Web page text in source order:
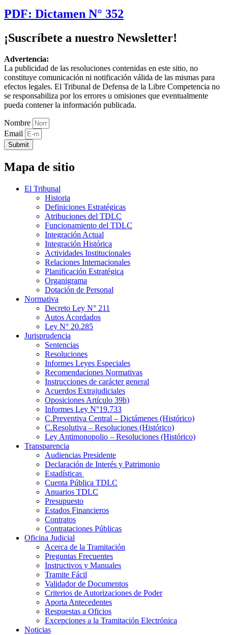
PDF: Dictamen N° 352
¡Suscríbete a nuestro Newsletter!
Advertencia:
La publicidad de las resoluciones contenidas en este sitio, no
constituye comunicación ni notificación válida de las mismas para
efectos legales. El Tribunal de Defensa de la Libre Competencia no
se responsabiliza por los errores u omisiones que eventualmente
pueda contener la información publicada.
Nombre
Email
Submit
Mapa de sitio
El Tribunal
Historia
Definiciones Estratégicas
Atribuciones del TDLC
Funcionamiento del TDLC
Integración Actual
Integración Histórica
Actividades Institucionales
Relaciones Internacionales
Planificación Estratégica
Organigrama
Dotación de Personal
Normativa
Decreto Ley N° 211
Autos Acordados
Ley N° 20.285
Jurisprudencia
Sentencias
Resoluciones
Informes Leyes Especiales
Recomendaciones Normativas
Instrucciones de carácter general
Acuerdos Extrajudiciales
Oposiciones Artículo 39h)
Informes Ley N°19.733
C.Preventiva Central – Dictámenes (Histórico)
C.Resolutiva – Resoluciones (Histórico)
Ley Antimonopolio – Resoluciones (Histórico)
Transparencia
Audiencias Presidente
Declaración de Interés y Patrimonio
Estadísticas
Cuenta Pública TDLC
Anuarios TDLC
Presupuesto
Estados Financieros
Contratos
Contrataciones Públicas
Oficina Judicial
Acerca de la Tramitación
Preguntas Frecuentes
Instructivos y Manuales
Tramite Fácil
Validador de Documentos
Criterios de Autorizaciones de Poder
Aporta Antecedentes
Respuestas a Oficios
Excepciones a la Tramitación Electrónica
Noticias